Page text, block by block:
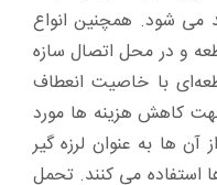
می شود. همچنین انواع
و در محل اتصال سازه
با خاصیت انعطاف
کاهش هزینه ها مورد
آن ها به عنوان لرزه گیر
استفاده می کنند. تحمل